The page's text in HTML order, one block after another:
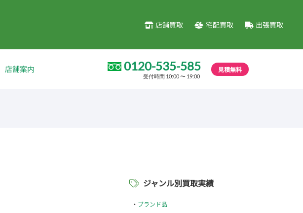
店舗買取 宅配買取 出張買取
店舗案内 0120-535-585
受付時間 10:00 〜 19:00
見積無料
ジャンル別買取実績
ブランド品